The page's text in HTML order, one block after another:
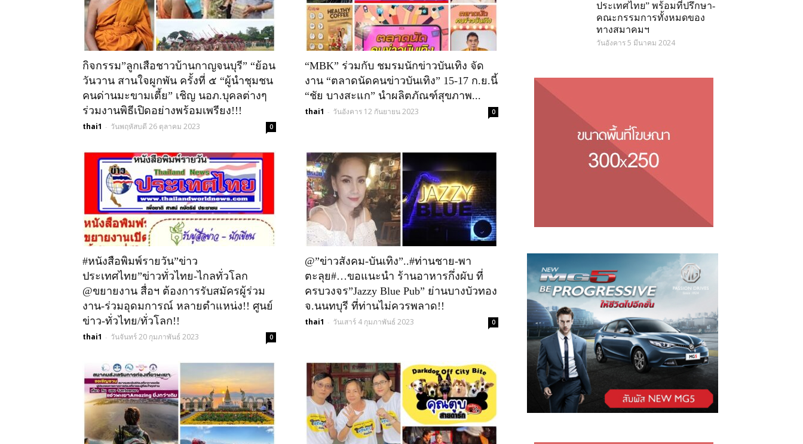
กิจกรรม”ลูกเสือชาวบ้านกาญจนบุรี” “ย้อน
วันวาน สานใจผูกพัน ครั้งที่ ๕ “ผู้นำชุมชน
คนด่านมะขามเตี้ย” เชิญ นอภ.บุคลต่างๆ
ร่วมงานพิธีเปิดอย่างพร้อมเพรียง!!!
thai1 - วันพฤหัสบดี 26 ตุลาคม 2023 0
“MBK” ร่วมกับ ชมรมนักข่าวบันเทิง จัด
งาน “ตลาดนัดคนข่าวบันเทิง” 15-17 ก.ย.นี้
“ชัย บางสะแก” นำผลิตภัณฑ์สุขภาพ...
thai1 - วันอังคาร 12 กันยายน 2023 0
#หนังสือพิมพ์รายวัน”ข่าว
ประเทศไทย”ข่าวทั่วไทย-ไกลทั่วโลก
@ขยายงาน สื่อฯ ต้องการรับสมัครผู้ร่วม
งาน-ร่วมอุดมการณ์ หลายตำแหน่ง!! ศูนย์
ข่าว-ทั่วไทย/ทั่วโลก!!
thai1 - วันจันทร์ 20 กุมภาพันธ์ 2023 0
@”ข่าวสังคม-บันเทิง”..#ท่านชาย-พา
ตะลุย#…ขอแนะนำ ร้านอาหารกึ่งผับ ที่
ครบวงจร”Jazzy Blue Pub” ย่านบางบัวทอง
จ.นนทบุรี ที่ท่านไม่ควรพลาด!!
thai1 - วันเสาร์ 4 กุมภาพันธ์ 2023 0
ประเทศไทย” พร้อมที่ปรึกษา-
คณะกรรมการทั้งหมดของ
ทางสมาคมฯ
วันอังคาร 5 มีนาคม 2024